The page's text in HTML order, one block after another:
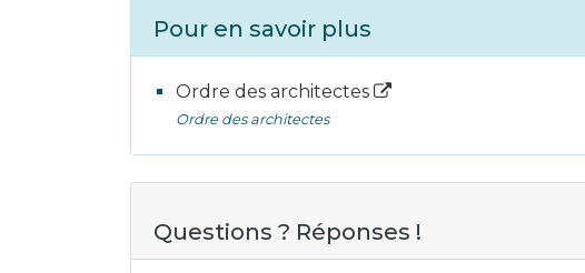
Pour en savoir plus
Ordre des architectes
Ordre des architectes
Questions ? Réponses !